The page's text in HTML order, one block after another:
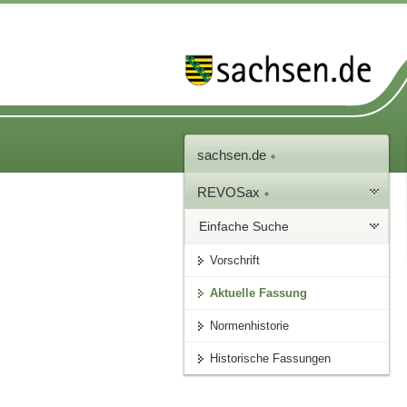
sachsen.de
REVOSax
Einfache Suche
Vorschrift
Aktuelle Fassung
Normenhistorie
Historische Fassungen